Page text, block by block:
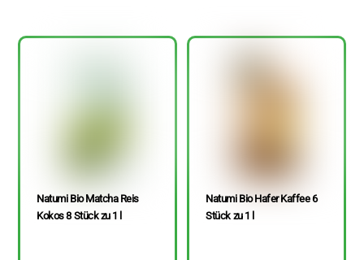
Natumi Bio Matcha Reis
Kokos 8 Stück zu 1 l
Natumi Bio Hafer Kaffee 6
Stück zu 1 l